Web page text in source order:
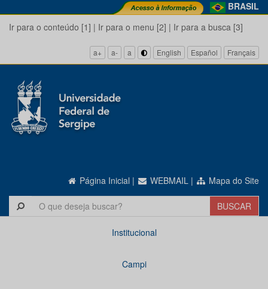
BRASIL
Ir para o conteúdo [1] | Ir para o menu [2] | Ir para a busca [3]
a+ a- a English Español Français
Página Inicial | WEBMAIL | Mapa do Site
Institucional
Campi